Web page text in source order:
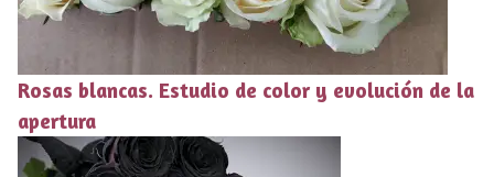
Rosas blancas. Estudio de color y evolución de la
apertura